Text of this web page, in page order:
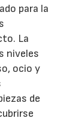
para la
La
niveles
ocio y
de